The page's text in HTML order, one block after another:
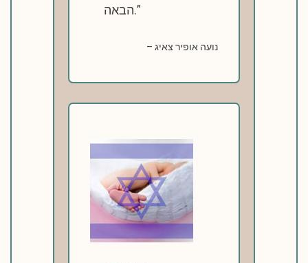
הבאה.
נועה אופיר צאיג